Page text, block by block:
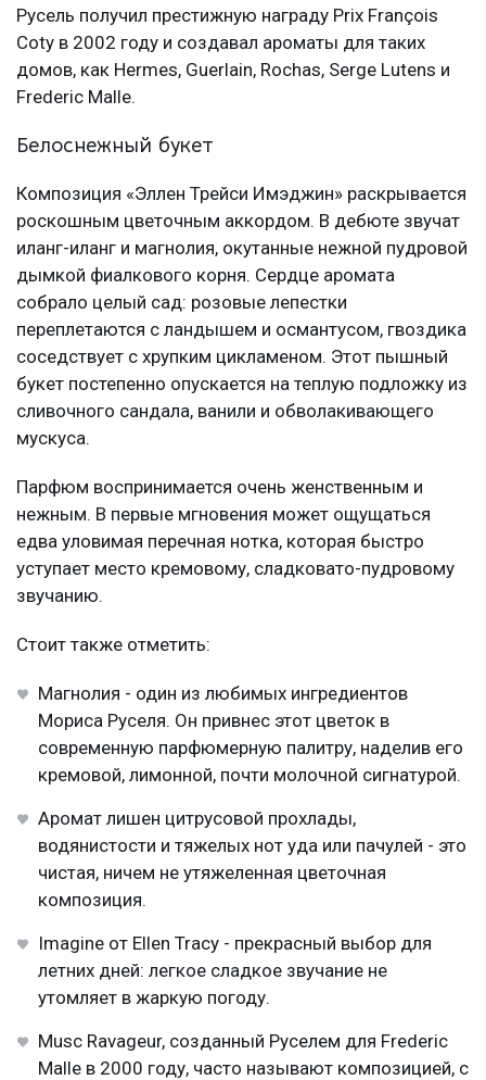
Русель получил престижную награду Prix François
Coty в 2002 году и создавал ароматы для таких
домов, как Hermes, Guerlain, Rochas, Serge Lutens и
Frederic Malle.
Белоснежный букет
Композиция «Эллен Трейси Имэджин» раскрывается
роскошным цветочным аккордом. В дебюте звучат
иланг-иланг и магнолия, окутанные нежной пудровой
дымкой фиалкового корня. Сердце аромата
собрало целый сад: розовые лепестки
переплетаются с ландышем и османтусом, гвоздика
соседствует с хрупким цикламеном. Этот пышный
букет постепенно опускается на теплую подложку из
сливочного сандала, ванили и обволакивающего
мускуса.
Парфюм воспринимается очень женственным и
нежным. В первые мгновения может ощущаться
едва уловимая перечная нотка, которая быстро
уступает место кремовому, сладковато-пудровому
звучанию.
Стоит также отметить:
Магнолия - один из любимых ингредиентов
Мориса Руселя. Он привнес этот цветок в
современную парфюмерную палитру, наделив его
кремовой, лимонной, почти молочной сигнатурой.
Аромат лишен цитрусовой прохлады,
водянистости и тяжелых нот уда или пачулей - это
чистая, ничем не утяжеленная цветочная
композиция.
Imagine от Ellen Tracy - прекрасный выбор для
летних дней: легкое сладкое звучание не
утомляет в жаркую погоду.
Musc Ravageur, созданный Руселем для Frederic
Malle в 2000 году, часто называют композицией, с